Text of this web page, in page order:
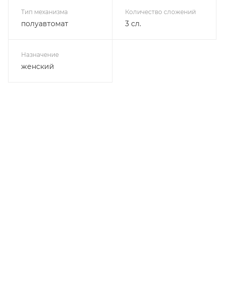
Тип механизма
полуавтомат
Количество сложений
3 сл.
Назначение
женский